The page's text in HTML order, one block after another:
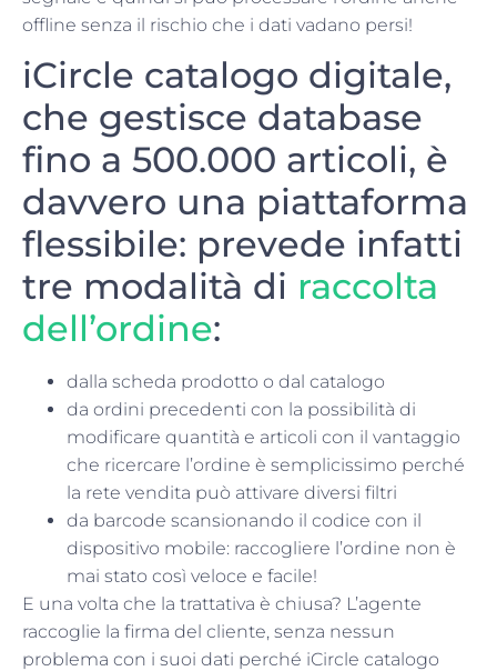
offline senza il rischio che i dati vadano persi!
iCircle catalogo digitale,
che gestisce database
fino a 500.000 articoli, è
davvero una piattaforma
flessibile: prevede infatti
tre modalità di raccolta
dell’ordine:
dalla scheda prodotto o dal catalogo
da ordini precedenti con la possibilità di
modificare quantità e articoli con il vantaggio
che ricercare l’ordine è semplicissimo perché
la rete vendita può attivare diversi filtri
da barcode scansionando il codice con il
dispositivo mobile: raccogliere l’ordine non è
mai stato così veloce e facile!
E una volta che la trattativa è chiusa? L’agente
raccoglie la firma del cliente, senza nessun
problema con i suoi dati perché iCircle catalogo